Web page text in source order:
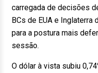
carregada de decisões
BCs de EUA e Inglaterra
para a postura mais
sessão.
O dólar à vista subiu